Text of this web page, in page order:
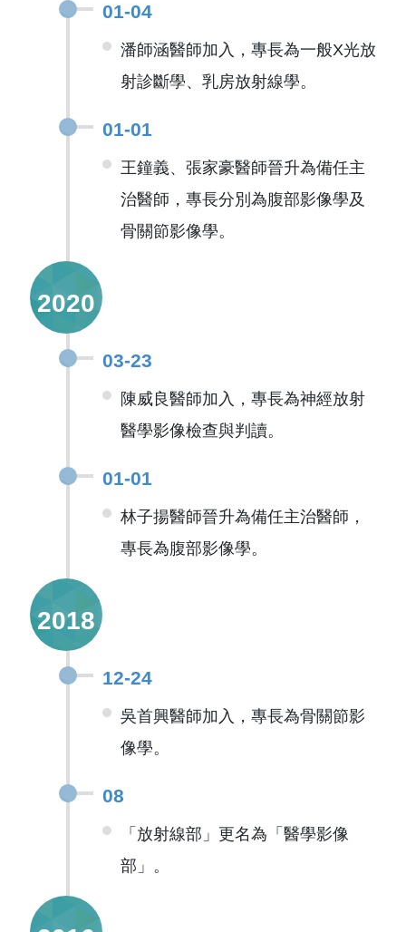
01-04
潘師涵醫師加入，專長為一般X光放
射診斷學、乳房放射線學。
01-01
王鐘義、張家豪醫師晉升為備任主
治醫師，專長分別為腹部影像學及
骨關節影像學。
2020
03-23
陳威良醫師加入，專長為神經放射
醫學影像檢查與判讀。
01-01
林子揚醫師晉升為備任主治醫師，
專長為腹部影像學。
2018
12-24
吳首興醫師加入，專長為骨關節影
像學。
08
「放射線部」更名為「醫學影像
部」。